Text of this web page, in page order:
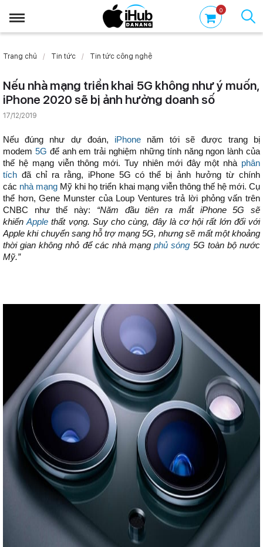
0
Trang chủ Tin tức Tin tức công nghệ
Nếu nhà mạng triển khai 5G không như ý muốn,
iPhone 2020 sẽ bị ảnh hưởng doanh số
17/12/2019
Nếu đúng như dự đoán, iPhonenăm tới sẽ được trang bị
modem 5G để anh em trải nghiệm những tính năng ngon lành của
thế hệ mạng viễn thông mới. Tuy nhiên mới đây một nhà phân
tích đã chỉ ra rằng, iPhone 5G có thể bị ảnh hưởng từ chính
các nhà mạng Mỹ khi họ triển khai mạng viễn thông thế hệ mới. Cụ
thể hơn, Gene Munster của Loup Ventures trả lời phỏng vấn trên
CNBC như thế này: “Năm đầu tiên ra mắt iPhone 5G sẽ
khiếnApple thất vọng. Suy cho cùng, đây là cơ hội rất lớn đối với
Apple khi chuyển sang hỗ trợ mạng 5G, nhưng sẽ mất một khoảng
thời gian không nhỏ để các nhà mạngphủ sóng 5G toàn bộ nước
Mỹ.”